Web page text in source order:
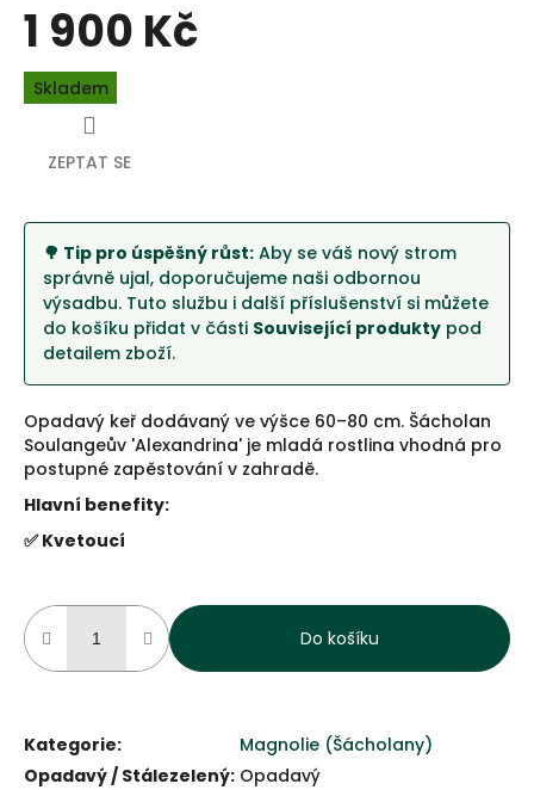
1 900 Kč
Měrná
cena:
Skladem
Do košíku
🌳 Tip pro úspěšný růst: Aby se váš nový strom
správně ujal, doporučujeme naši odbornou
výsadbu. Tuto službu i další příslušenství si můžete
do košíku přidat v části Související produkty pod
detailem zboží.
Opadavý keř dodávaný ve výšce 60–80 cm. Šácholan
Soulangeův 'Alexandrina' je mladá rostlina vhodná pro
postupné zapěstování v zahradě.
Hlavní benefity:
✅ Kvetoucí
Kategorie:
Magnolie (Šácholany)
Opadavý / Stálezelený: Opadavý
ZEPTAT SE